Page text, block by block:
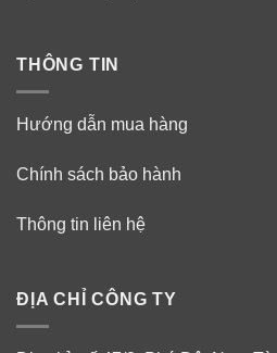
THÔNG TIN
Hướng dẫn mua hàng
Chính sách bảo hành
Thông tin liên hệ
ĐỊA CHỈ CÔNG TY